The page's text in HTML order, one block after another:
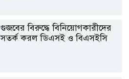
গুজবের বিরুদ্ধে বিনিয়োগকারীদের
সতর্ক করল ডিএসই ও বিএসইসি